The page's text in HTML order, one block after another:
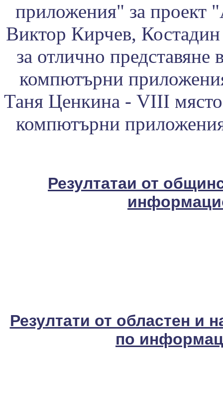
приложения" за проект
Виктор Кирчев,
за отлично
компютърни
Таня Ценкина - VIII
компютърни
Резултатаи от
Резултати от областен и
по